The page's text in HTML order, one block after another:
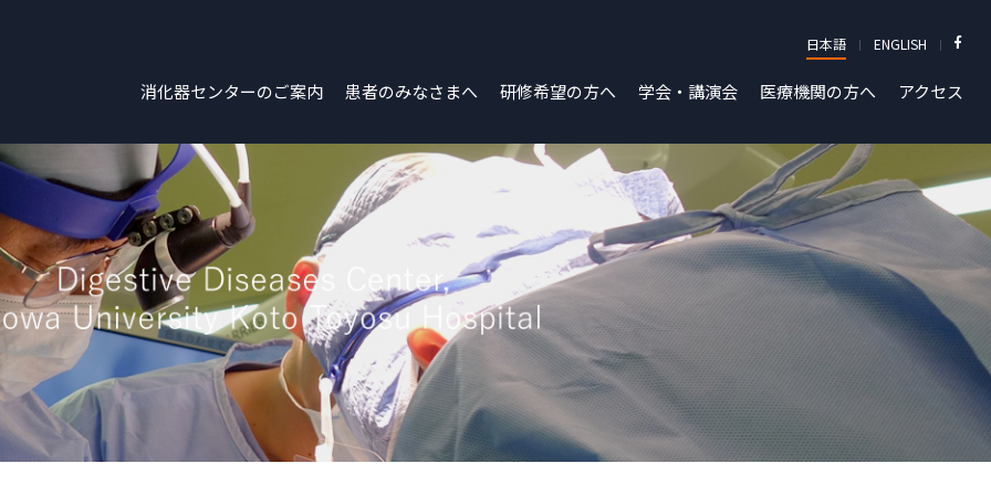
日本語 ENGLISH
消化器センターのご案内 患者のみなさまへ 研修希望の方へ 学会・講演会 医療機関の方へ アクセス